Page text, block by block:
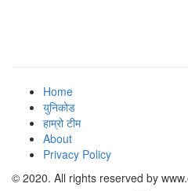
Home
युनिकोड
हाम्रो टीम
About
Privacy Policy
© 2020. All rights reserved by